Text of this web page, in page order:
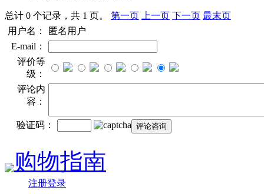
总计 0 个记录，共 1 页。 第一页 上一页 下一页 最末页
用户名：
匿名用户
E-mail：
评价等
级：
评论内
容：
验证码：
购物指南
注册登录